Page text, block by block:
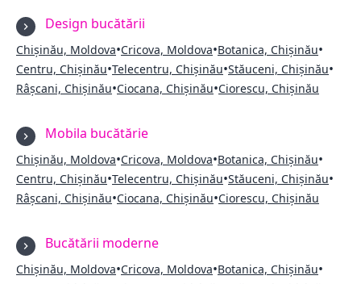
Design bucătării
Chișinău, Moldova•Cricova, Moldova•Botanica, Chișinău•
Centru, Chișinău•Telecentru, Chișinău•Stăuceni, Chișinău•
Râșcani, Chișinău•Ciocana, Chișinău•Ciorescu, Chișinău
Mobila bucătărie
Chișinău, Moldova•Cricova, Moldova•Botanica, Chișinău•
Centru, Chișinău•Telecentru, Chișinău•Stăuceni, Chișinău•
Râșcani, Chișinău•Ciocana, Chișinău•Ciorescu, Chișinău
Bucătării moderne
Chișinău, Moldova•Cricova, Moldova•Botanica, Chișinău•